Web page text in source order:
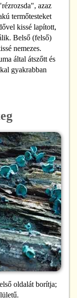
azaz
termőtesteket
kissé lapított,
Belső (felső)
nemezes.
által átszőtt és
gyakrabban
oldalát borítja;